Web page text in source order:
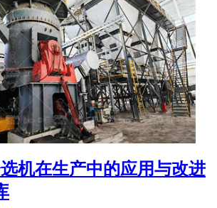
机在生产中的应用与改进